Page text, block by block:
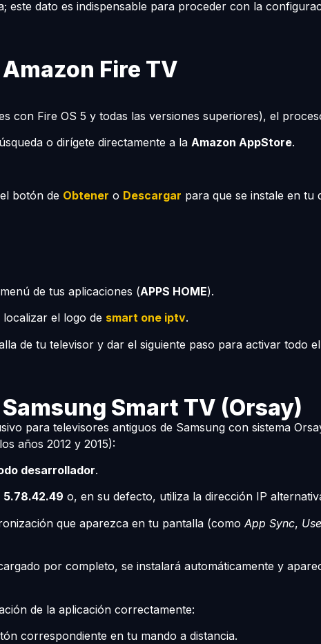
este dato es indispensable para proceder con la
Fire TV
con Fire OS 5 y todas las versiones superiores), el
o dirígete directamente a la Amazon AppStore.
botón de Obtener o Descargar para que se instale en tu
de tus aplicaciones (APPS HOME).
el logo de smart one iptv.
de tu televisor y dar el siguiente paso para activar todo
Smart TV (Orsay)
para televisores antiguos de Samsung con sistema
años 2012 y 2015):
desarrollador.
5.78.42.49 o, en su defecto, utiliza la dirección IP
que aparezca en tu pantalla (como App Sync,
por completo, se instalará automáticamente y
de la aplicación correctamente:
correspondiente en tu mando a distancia.